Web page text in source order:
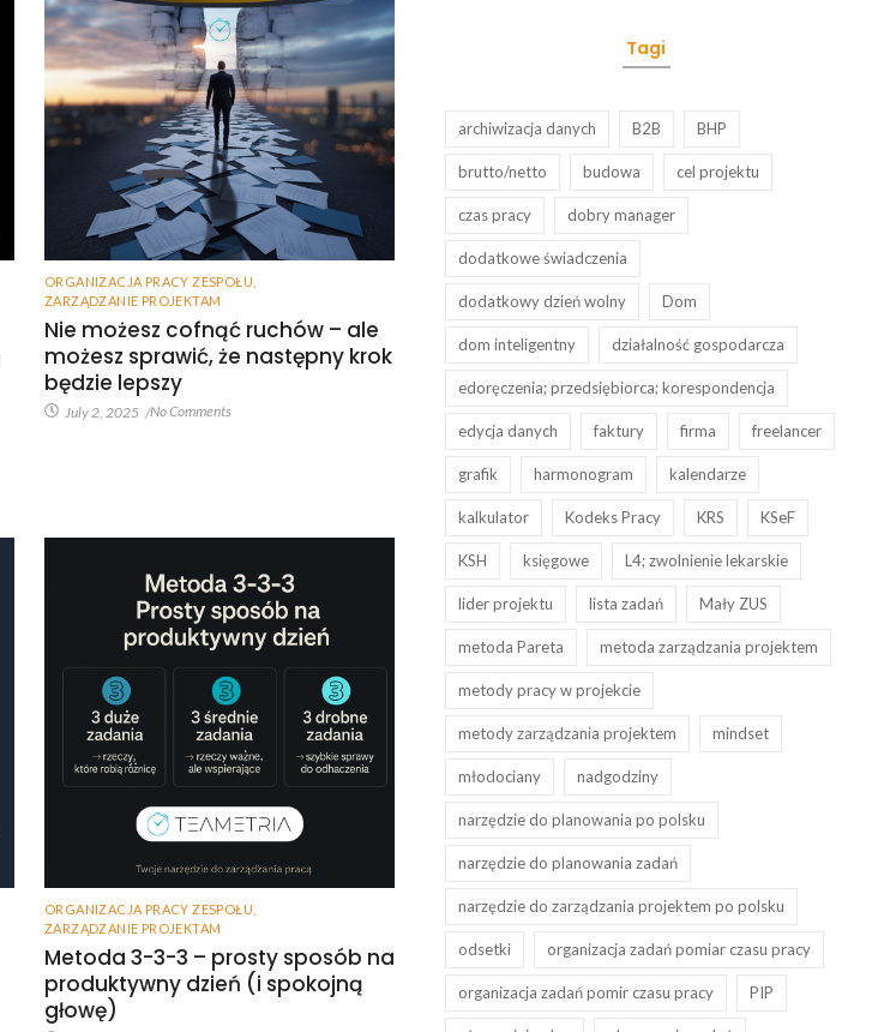
ORGANIZACJA PRACY ZESPOŁU
ZARZĄDZANIE PROJEKTAM
Nie możesz cofnąć ruchów – ale
możesz sprawić, że następny krok
będzie lepszy
July 2, 2025 /No Comments
ORGANIZACJA PRACY ZESPOŁU
ZARZĄDZANIE PROJEKTAM
Metoda 3-3-3 – prosty sposób na
produktywny dzień (i spokojną
głowę)
Tagi
archiwizacja danych B2B BHP
brutto/netto budowa cel projektu
czas pracy dobry manager
dodatkowe świadczenia
dodatkowy dzień wolny Dom
dom inteligentny działalność gospodarcza
edoręczenia; przedsiębiorca; korespondencja
edycja danych faktury firma freelancer
grafik harmonogram kalendarze
kalkulator Kodeks Pracy KRS KSeF
KSH księgowe L4; zwolnienie lekarskie
lider projektu lista zadań Mały ZUS
metoda Pareta metoda zarządzania projektem
metody pracy w projekcie
metody zarządzania projektem mindset
młodociany nadgodziny
narzędzie do planowania po polsku
narzędzie do planowania zadań
narzędzie do zarządzania projektem po polsku
odsetki organizacja zadań pomiar czasu pracy
organizacja zadań pomir czasu pracy PIP